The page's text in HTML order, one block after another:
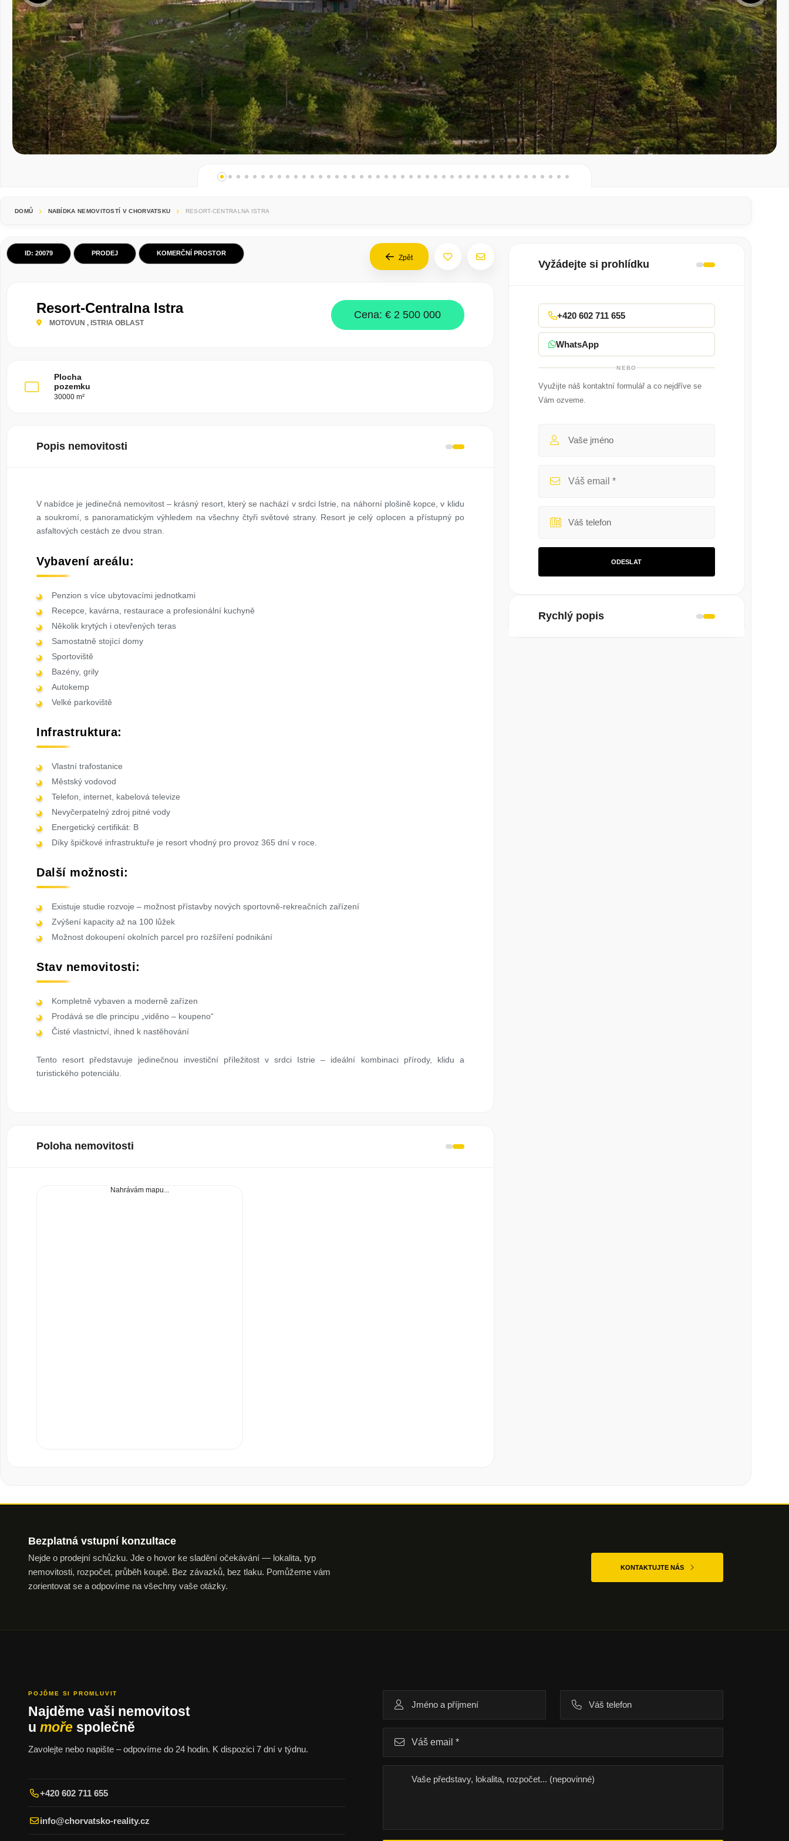
DOMŮ NABÍDKA NEMOVITOSTÍ V CHORVATSKU RESORT-CENTRALNA ISTRA
ID: 20079 PRODEJ KOMERČNÍ PROSTOR
Zpět
Resort-Centralna Istra
MOTOVUN , ISTRIA OBLAST
Cena:€ 2 500 000
Plocha
pozemku
30000 m²
Popis nemovitosti
V nabídce je jedinečná nemovitost – krásný resort, který se nachází v srdci Istrie, na náhorní plošině kopce, v klidu
a soukromí, s panoramatickým výhledem na všechny čtyři světové strany. Resort je celý oplocen a přístupný po
asfaltových cestách ze dvou stran.
Vybavení areálu:
Penzion s více ubytovacími jednotkami
Recepce, kavárna, restaurace a profesionální kuchyně
Několik krytých i otevřených teras
Samostatně stojící domy
Sportoviště
Bazény, grily
Autokemp
Velké parkoviště
Infrastruktura:
Vlastní trafostanice
Městský vodovod
Telefon, internet, kabelová televize
Nevyčerpatelný zdroj pitné vody
Energetický certifikát: B
Díky špičkové infrastruktuře je resort vhodný pro provoz 365 dní v roce.
Další možnosti:
Existuje studie rozvoje – možnost přístavby nových sportovně-rekreačních zařízení
Zvýšení kapacity až na 100 lůžek
Možnost dokoupení okolních parcel pro rozšíření podnikání
Stav nemovitosti:
Kompletně vybaven a moderně zařízen
Prodává se dle principu „viděno – koupeno“
Čisté vlastnictví, ihned k nastěhování
Tento resort představuje jedinečnou investiční příležitost v srdci Istrie – ideální kombinaci přírody, klidu a
turistického potenciálu.
Poloha nemovitosti
Nahrávám mapu...
Vyžádejte si prohlídku
+420 602 711 655
WhatsApp
NEBO
Využijte náš kontaktní formulář a co nejdříve se
Vám ozveme.
ODESLAT
Rychlý popis
Bezplatná vstupní konzultace
Nejde o prodejní schůzku. Jde o hovor ke sladění očekávání — lokalita, typ
nemovitosti, rozpočet, průběh koupě. Bez závazků, bez tlaku. Pomůžeme vám
zorientovat se a odpovíme na všechny vaše otázky.
KONTAKTUJTE NÁS
POJĎME SI PROMLUVIT
Najděme vaši nemovitost
u moře společně
Zavolejte nebo napište – odpovíme do 24 hodin. K dispozici 7 dní v týdnu.
+420 602 711 655
info@chorvatsko-reality.cz